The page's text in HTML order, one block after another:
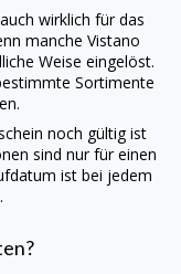
wirklich für das
manche Vistano
Weise eingelöst.
Sortimente
noch gültig ist
sind nur für einen
ist bei jedem